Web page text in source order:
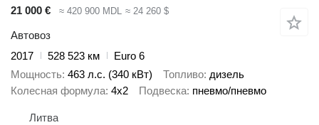
21 000 €
≈ 420 900 MDL ≈ 24 260 $
Автовоз
2017
528 523 км
Euro 6
Мощность 463 л.с. (340 кВт) Топливо дизель
Колесная формула 4x2 Подвеска пневмо/пневмо
Литва